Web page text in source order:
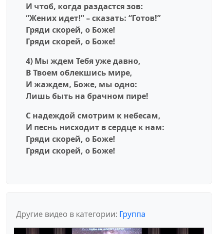
И чтоб, когда раздастся зов:
“Жених идет!” – сказать: “Готов!”
Гряди скорей, о Боже!
Гряди скорей, о Боже!
4) Мы ждем Тебя уже давно,
В Твоем облекшись мире,
И жаждем, Боже, мы одно:
Лишь быть на брачном пире!
С надеждой смотрим к небесам,
И песнь нисходит в сердце к нам:
Гряди скорей, о Боже!
Гряди скорей, о Боже!
Другие видео в категории: Группа